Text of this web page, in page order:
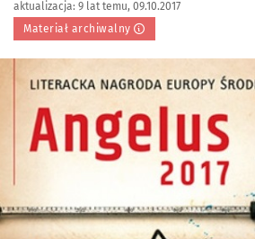
aktualizacja: 9 lat temu, 09.10.2017
Materiał archiwalny
Kliknij, aby powiększyć